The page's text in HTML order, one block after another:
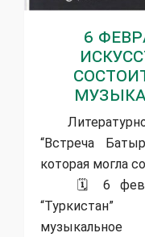
6
“Встреча
которая могла
🗓 6
“Туркистан”